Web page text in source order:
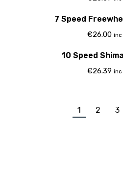
7 Speed
€26.00 inc
10 Speed
€26.39 inc
1 2 3